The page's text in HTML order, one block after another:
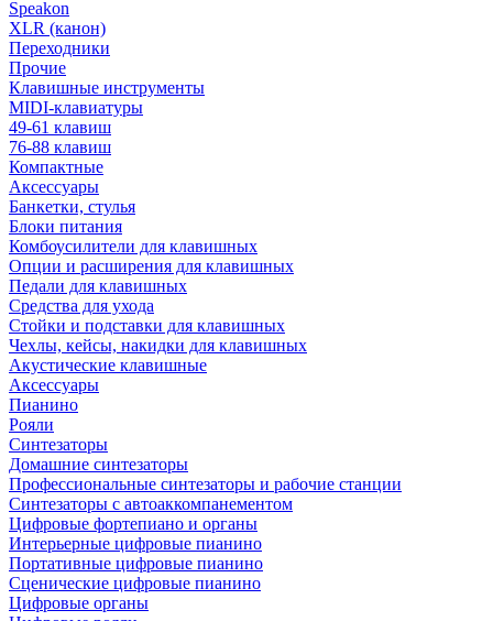
Speakon
XLR (канон)
Переходники
Прочие
Клавишные инструменты
MIDI-клавиатуры
49-61 клавиш
76-88 клавиш
Компактные
Аксессуары
Банкетки, стулья
Блоки питания
Комбоусилители для клавишных
Опции и расширения для клавишных
Педали для клавишных
Средства для ухода
Стойки и подставки для клавишных
Чехлы, кейсы, накидки для клавишных
Акустические клавишные
Аксессуары
Пианино
Рояли
Синтезаторы
Домашние синтезаторы
Профессиональные синтезаторы и рабочие станции
Синтезаторы с автоаккомпанементом
Цифровые фортепиано и органы
Интерьерные цифровые пианино
Портативные цифровые пианино
Сценические цифровые пианино
Цифровые органы